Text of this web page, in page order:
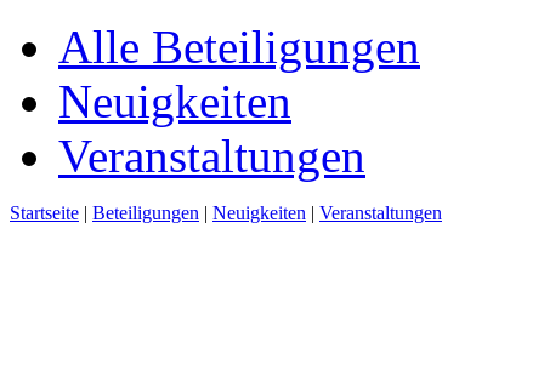
Alle Beteiligungen
Neuigkeiten
Veranstaltungen
Startseite | Beteiligungen | Neuigkeiten | Veranstaltungen